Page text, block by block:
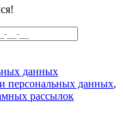
данных
персональных данных,
рассылок